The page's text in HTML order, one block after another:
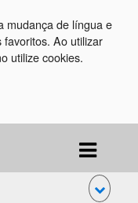
mudança de língua e
Ao utilizar
utilize cookies.